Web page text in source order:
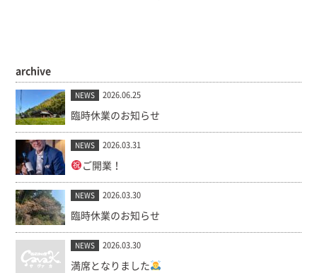
archive
NEWS 2026.06.25
臨時休業のお知らせ
NEWS 2026.03.31
ご開業！
NEWS 2026.03.30
臨時休業のお知らせ
NEWS 2026.03.30
満席となりました